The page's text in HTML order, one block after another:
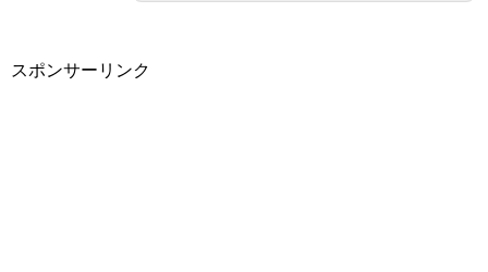
スポンサーリンク